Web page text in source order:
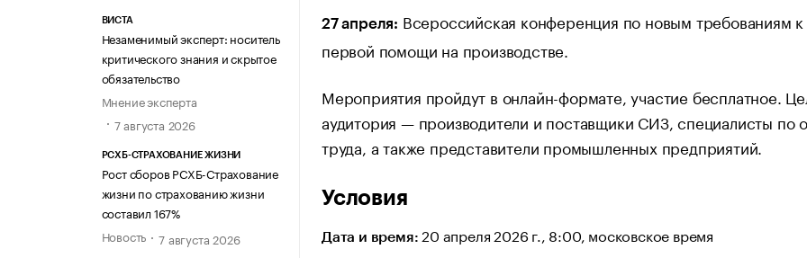
ВИСТА
Незаменимый эксперт: носитель
критического знания и скрытое
обязательство
Мнение эксперта
7 августа 2026
РСХБ-СТРАХОВАНИЕ ЖИЗНИ
Рост сборов РСХБ-Страхование
жизни по страхованию жизни
составил 167%
Новость
7 августа 2026
27 апреля: Всероссийская конференция по новым требованиям к
первой помощи на производстве.
Мероприятия пройдут в онлайн-формате, участие бесплатное.
аудитория — производители и поставщики СИЗ, специалисты по
труда, а также представители промышленных предприятий.
Условия
Дата и время: 20 апреля 2026 г., 8:00, московское время